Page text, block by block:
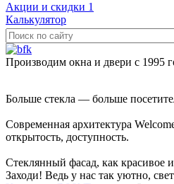
Акции и скидки 1
Калькулятор
Производим окна и двери с 1995
Больше стекла — больше
Современная архитектура
открытость, доступность.
Стеклянный фасад, как красивое
Заходи! Ведь у нас так уютно,